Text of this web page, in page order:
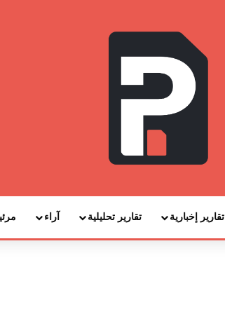
تقارير إخبارية تقارير تحليلية آراء